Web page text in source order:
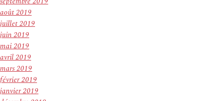
août 2019
juillet 2019
juin 2019
mai 2019
avril 2019
mars 2019
février 2019
janvier 2019